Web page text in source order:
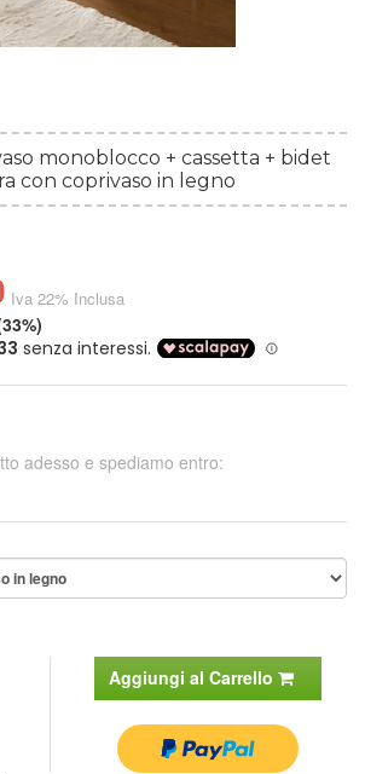
monoblocco + cassetta + bidet
con coprivaso in legno
Iva 22% Inclusa
adesso e spediamo entro:
Aggiungi al Carrello